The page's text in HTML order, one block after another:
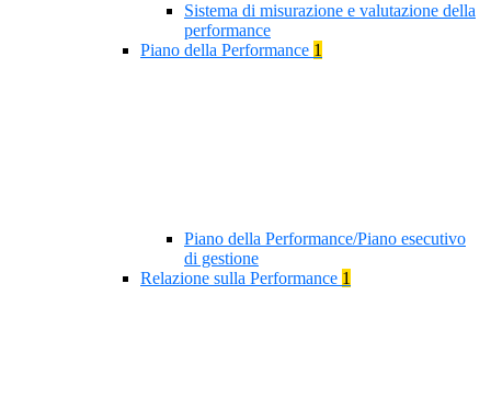
Sistema di misurazione e valutazione della
performance
Piano della Performance 1
Piano della Performance/Piano esecutivo
di gestione
Relazione sulla Performance 1